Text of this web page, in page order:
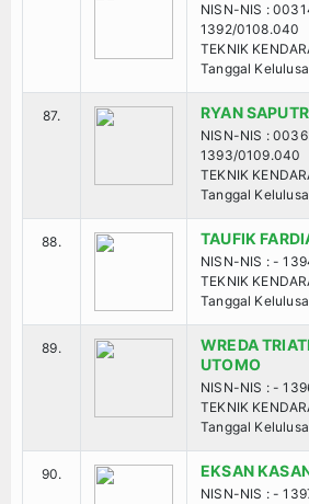
NISN-NIS :
1392/0108.040
TEKNIK
Tanggal
87. RYAN
NISN-NIS :
1393/0109.040
TEKNIK
Tanggal
88. TAUFIK
NISN-NIS : -
TEKNIK
Tanggal
89.
WREDA
UTOMO
NISN-NIS : -
TEKNIK
Tanggal
90. EKSAN
NISN-NIS : -